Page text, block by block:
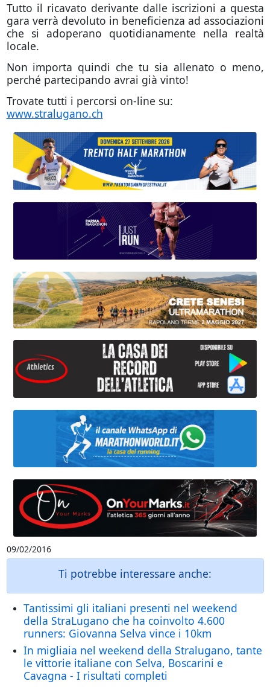
Tutto il ricavato derivante dalle iscrizioni a questa
gara verrà devoluto in beneficienza ad associazioni
che si adoperano quotidianamente nella realtà
locale.
Non importa quindi che tu sia allenato o meno,
perché partecipando avrai già vinto!
Trovate tutti i percorsi on-line su:
www.stralugano.ch
09/02/2016
Ti potrebbe interessare anche:
Tantissimi gli italiani presenti nel weekend
della StraLugano che ha coinvolto 4.600
runners: Giovanna Selva vince i 10km
In migliaia nel weekend della Stralugano, tante
le vittorie italiane con Selva, Boscarini e
Cavagna - I risultati completi